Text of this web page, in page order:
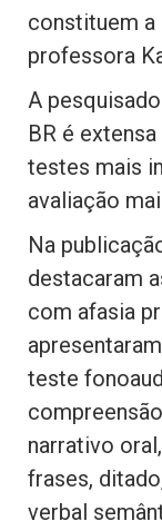
constituem a
professora
A
BR é
testes mais
avaliação
Na
destacaram
com afasia
teste
narrativo
frases,
verbal